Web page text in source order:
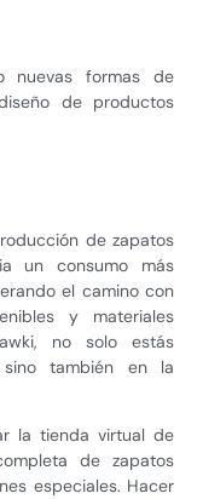
nuevas formas de
de productos
de zapatos
un consumo más
el camino con
y materiales
no solo estás
también en la
la tienda virtual de
de zapatos
especiales. Hacer